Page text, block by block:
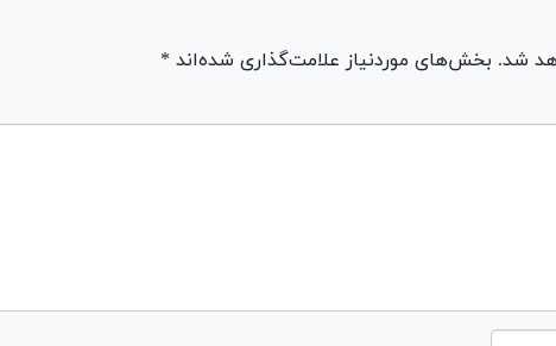
شد. بخش‌های موردنیاز علامت‌گذاری شده‌اند *